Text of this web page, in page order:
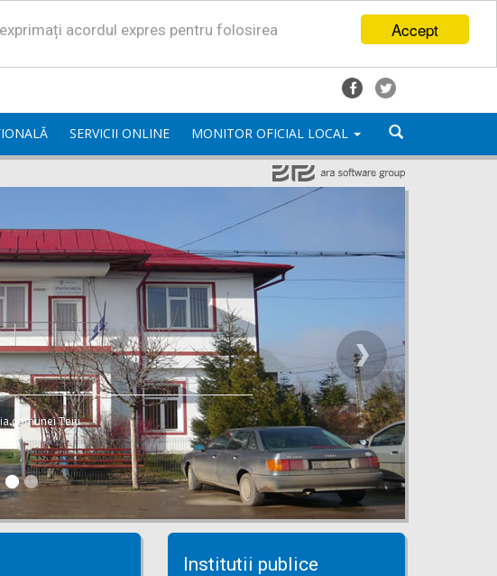
Accept
acordul expres pentru folosirea
SERVICII ONLINE MONITOR OFICIAL LOCAL
comunei Teiu
Institutii publice